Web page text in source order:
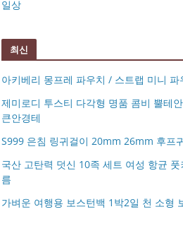
일상
최신
아키베리 몽프레 파우치 / 스트랩 미니
제미로디 투스티 다각형 명품 콤비 뿔테
큰안경테
S999 은침 링귀걸이 20mm 26mm 후프
국산 고탄력 덧신 10족 세트 여성 항균
름
가벼운 여행용 보스턴백 1박2일 천 소형
아키베리 몽프레 파우치 / 스트랩
품 수납
제미로디 투스티 다각형 명품 콤